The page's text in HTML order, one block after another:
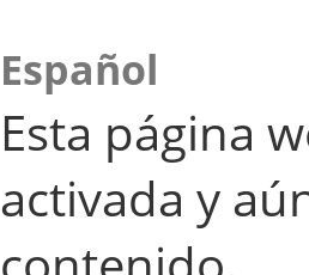
Español
Esta página
activada y